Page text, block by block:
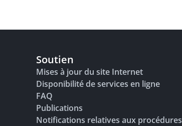
Soutien
Mises à jour du site Internet
Disponibilité de services en ligne
FAQ
Publications
Notifications relatives aux procédures